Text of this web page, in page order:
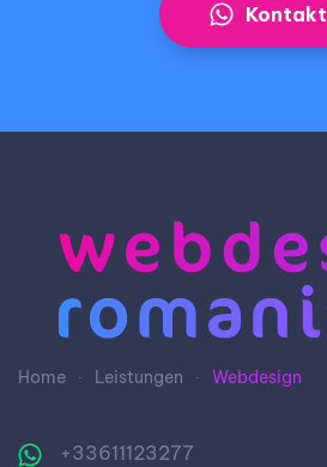
Kontakt
Home Leistungen Webdesign
+33611123277